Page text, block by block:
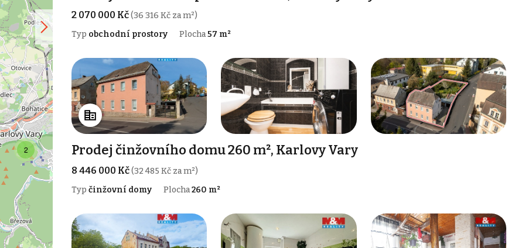
2
2 070 000 Kč(36 316 Kč za m²)
Typ obchodní prostory Plocha57 m²
Prodej činžovního domu 260 m², Karlovy Vary
8 446 000 Kč(32 485 Kč za m²)
Typ činžovní domy Plocha260 m²